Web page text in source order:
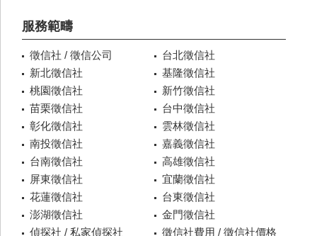
服務範疇
徵信社 / 徵信公司
台北徵信社
新北徵信社
基隆徵信社
桃園徵信社
新竹徵信社
苗栗徵信社
台中徵信社
彰化徵信社
雲林徵信社
南投徵信社
嘉義徵信社
台南徵信社
高雄徵信社
屏東徵信社
宜蘭徵信社
花蓮徵信社
台東徵信社
澎湖徵信社
金門徵信社
偵探社 / 私家偵探社
徵信社費用 / 徵信社價格